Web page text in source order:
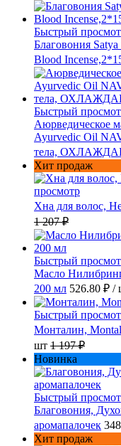
Быстрый
Благовония
Blood
Быстрый
Аюрведическое
Ayurvedic Oil
тела,
Хит продаж
просмотр
Хна для волос,
1 207 ₽
Быстрый
Масло
200 мл 526.80 ₽ /
Быстрый
Монталин,
шт 1 197 ₽
Новинка
Быстрый
Благовония,
аромапалочек
Хит продаж